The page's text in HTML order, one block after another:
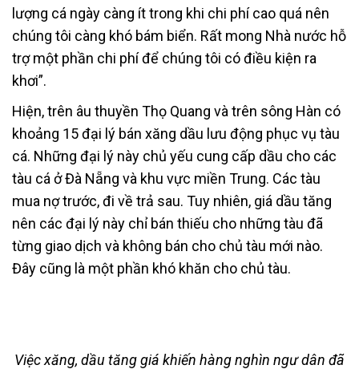
lượng cá ngày càng ít trong khi chi phí cao quá nên
chúng tôi càng khó bám biển. Rất mong Nhà nước hỗ
trợ một phần chi phí để chúng tôi có điều kiện ra
khơi”.
Hiện, trên âu thuyền Thọ Quang và trên sông Hàn có
khoảng 15 đại lý bán xăng dầu lưu động phục vụ tàu
cá. Những đại lý này chủ yếu cung cấp dầu cho các
tàu cá ở Đà Nẵng và khu vực miền Trung. Các tàu
mua nợ trước, đi về trả sau. Tuy nhiên, giá dầu tăng
nên các đại lý này chỉ bán thiếu cho những tàu đã
từng giao dịch và không bán cho chủ tàu mới nào.
Đây cũng là một phần khó khăn cho chủ tàu.
Việc xăng, dầu tăng giá khiến hàng nghìn ngư dân đã